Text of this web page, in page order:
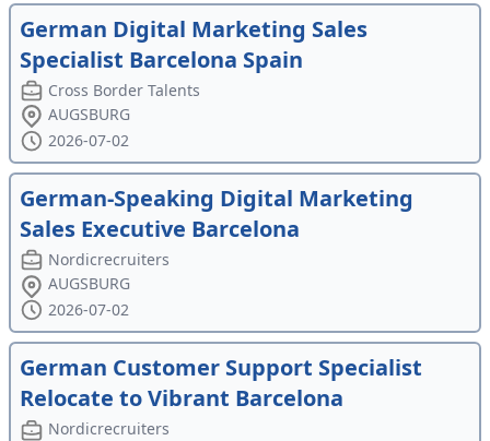
German Digital Marketing Sales
Specialist Barcelona Spain
Cross Border Talents
AUGSBURG
2026-07-02
German-Speaking Digital Marketing
Sales Executive Barcelona
Nordicrecruiters
AUGSBURG
2026-07-02
German Customer Support Specialist
Relocate to Vibrant Barcelona
Nordicrecruiters